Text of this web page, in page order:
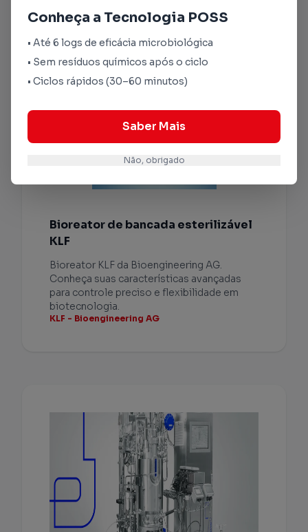
Conheça a Tecnologia POSS
• Até 6 logs de eficácia microbiológica
• Sem resíduos químicos após o ciclo
• Ciclos rápidos (30–60 minutos)
Saber Mais
Não, obrigado
Bioreator de bancada esterilizável
KLF
Bioreator KLF da Bioengineering AG.
Conheça suas características avançadas
para controle preciso e flexibilidade em
biotecnologia.
KLF - Bioengineering AG